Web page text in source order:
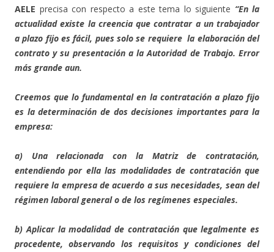
AELE precisa con respecto a este tema lo siguiente “En la
actualidad existe la creencia que contratar a un trabajador
a plazo fijo es fácil, pues solo se requiere la elaboración del
contrato y su presentación a la Autoridad de Trabajo. Error
más grande aun.
Creemos que lo fundamental en la contratación a plazo fijo
es la determinación de dos decisiones importantes para la
empresa:
a) Una relacionada con la Matriz de contratación,
entendiendo por ella las modalidades de contratación que
requiere la empresa de acuerdo a sus necesidades, sean del
régimen laboral general o de los regímenes especiales.
b) Aplicar la modalidad de contratación que legalmente es
procedente, observando los requisitos y condiciones del